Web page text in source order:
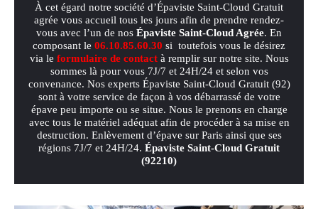
À cet égard notre société d’Épaviste Saint‑Cloud Gratuit
agrée vous accueil tous les jours afin de prendre rendez-
vous avec l’un de nos Épaviste Saint‑Cloud Agrée. En
composant le 06.10.85.60.30 si toutefois vous le désirez
via le formulaire de contactà remplir sur notre site. Nous
sommes là pour vous 7J/7 et 24H/24 et selon vos
convenance. Nos experts Épaviste Saint‑Cloud Gratuit (92)
sont à votre service de façon à vos débarrassé de votre
épave peu importe ou se situe. Nous le prenons en charge
avec tous le matériel adéquat afin de procéder à sa mise en
destruction. Enlèvement d’épave sur Paris ainsi que ses
régions 7J/7 et 24H/24. Épaviste Saint‑Cloud Gratuit
(92210)